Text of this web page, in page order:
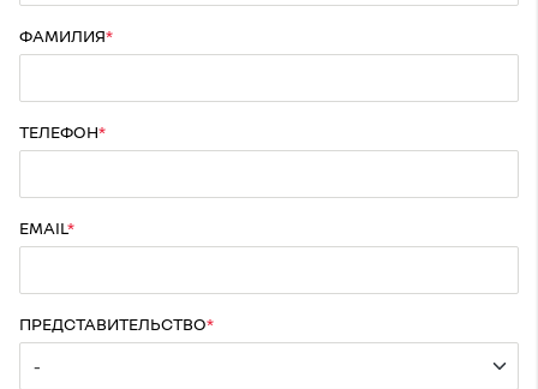
ФАМИЛИЯ
ТЕЛЕФОН
EMAIL
ПРЕДСТАВИТЕЛЬСТВО